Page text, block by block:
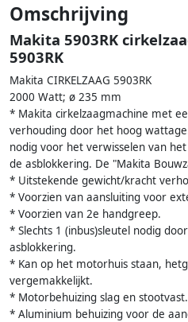
Omschrijving
Makita 5903RK
5903RK
Makita CIRKELZAAG 5903RK
2000 Watt; ø 235 mm
* Makita cirkelzaagmachine met
verhouding door het hoog
nodig voor het verwisselen van
de asblokkering. De "Makita
* Uitstekende gewicht/kracht
* Voorzien van aansluiting voor
* Voorzien van 2e handgreep.
* Slechts 1 (inbus)sleutel nodig
asblokkering.
* Kan op het motorhuis staan,
vergemakkelijkt.
* Motorbehuizing slag en stootvast.
* Aluminium behuizing voor de